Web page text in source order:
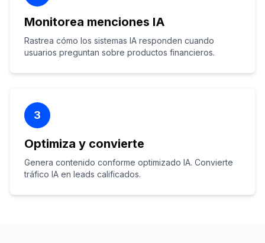
Monitorea menciones IA
Rastrea cómo los sistemas IA responden cuando
usuarios preguntan sobre productos financieros.
3
Optimiza y convierte
Genera contenido conforme optimizado IA. Convierte
tráfico IA en leads calificados.